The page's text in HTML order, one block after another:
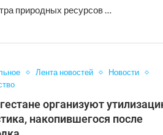
природных ресурсов …
Лента новостей
Новости
организуют
накопившегося после